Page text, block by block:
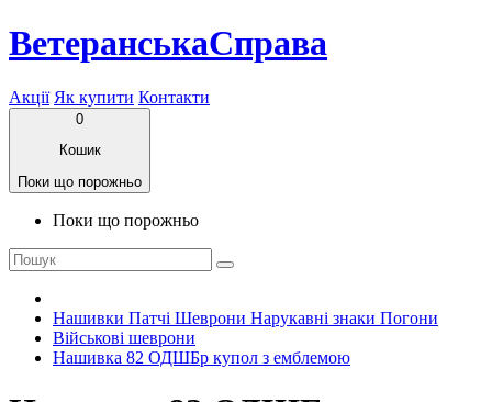
ВетеранськаСправа
Акції Як купити Контакти
0
Кошик
Поки що порожньо
Поки що порожньо
Нашивки Патчі Шеврони Нарукавні знаки Погони
Військові шеврони
Нашивка 82 ОДШБр купол з емблемою